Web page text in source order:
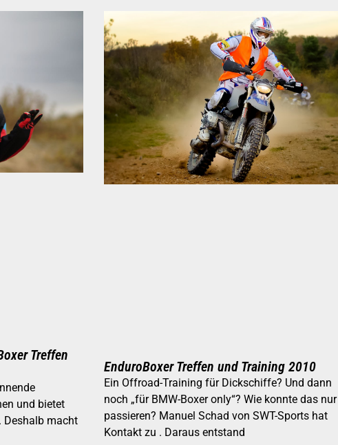
Treffen
und bietet
Deshalb macht
EnduroBoxer Treffen und Training 2010
Ein Offroad-Training für Dickschiffe? Und dann
noch „für BMW-Boxer only“? Wie konnte das nur
passieren? Manuel Schad von SWT-Sports hat
Kontakt zu . Daraus entstand